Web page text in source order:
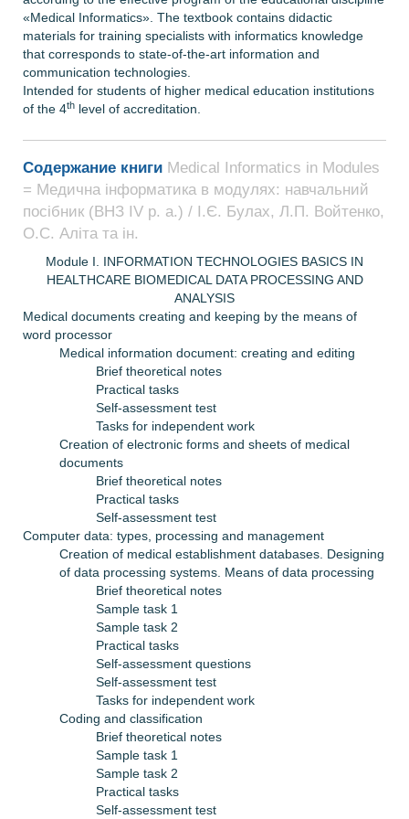
«Medical Informatics». The textbook contains didactic
materials for training specialists with informatics knowledge
that corresponds to state-of-the-art information and
communication technologies.
Intended for students of higher medical education institutions
of the 4th level of accreditation.
Содержание книги Medical Informatics in Modules
= Медична інформатика в модулях: навчальний
посібник (ВНЗ ІV р. а.) / І.Є. Булах, Л.П. Войтенко,
О.С. Аліта та ін.
Module I. INFORMATION TECHNOLOGIES BASICS IN
HEALTHCARE BIOMEDICAL DATA PROCESSING AND
ANALYSIS
Medical documents creating and keeping by the means of
word processor
Medical information document: creating and editing
Brief theoretical notes
Practical tasks
Self-assessment test
Tasks for independent work
Creation of electronic forms and sheets of medical
documents
Brief theoretical notes
Practical tasks
Self-assessment test
Computer data: types, processing and management
Creation of medical establishment databases. Designing
of data processing systems. Means of data processing
Brief theoretical notes
Sample task 1
Sample task 2
Practical tasks
Self-assessment questions
Self-assessment test
Tasks for independent work
Coding and classification
Brief theoretical notes
Sample task 1
Sample task 2
Practical tasks
Self-assessment test